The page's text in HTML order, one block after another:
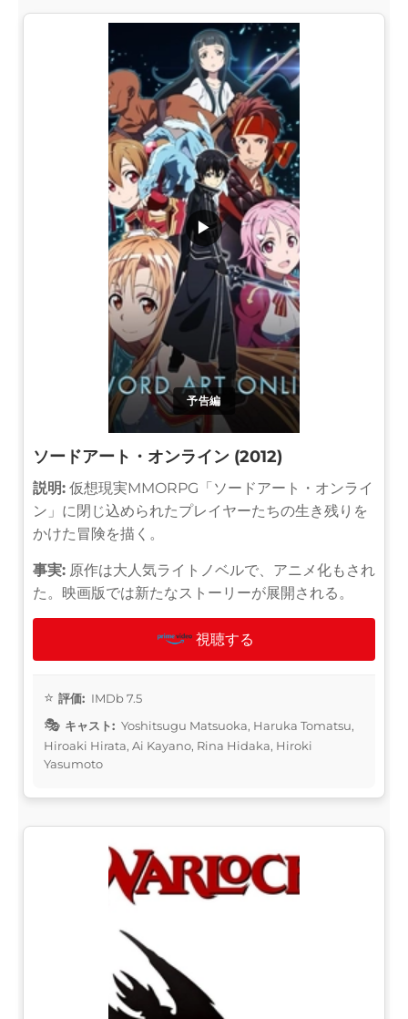
予告編
▶
ソードアート・オンライン (2012)
説明: 仮想現実MMORPG「ソードアート・オンライ
ン」に閉じ込められたプレイヤーたちの生き残りを
かけた冒険を描く。
事実: 原作は大人気ライトノベルで、アニメ化もされ
た。映画版では新たなストーリーが展開される。
視聴する
評価: IMDb 7.5
キャスト: Yoshitsugu Matsuoka, Haruka Tomatsu,
Hiroaki Hirata, Ai Kayano, Rina Hidaka, Hiroki
Yasumoto